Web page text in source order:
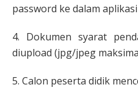
password ke dalam aplikasi
4. Dokumen syarat
diupload (jpg/jpeg
5. Calon peserta didik